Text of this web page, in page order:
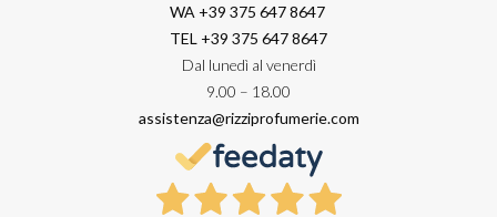
WA +39 375 647 8647
TEL +39 375 647 8647
Dal lunedì al venerdì
9.00 – 18.00
assistenza@rizziprofumerie.com